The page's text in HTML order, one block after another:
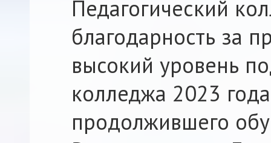
Педагогический
благодарность за
высокий уровень
колледжа 2023
продолжившего